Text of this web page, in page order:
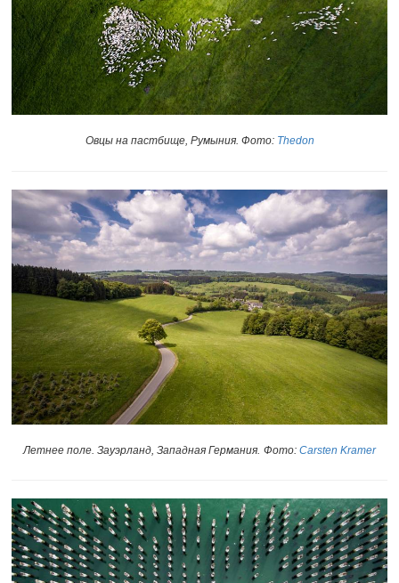
Овцы на пастбище, Румыния. Фото: Thedon
Летнее поле. Зауэрланд, Западная Германия. Фото: Carsten Kramer